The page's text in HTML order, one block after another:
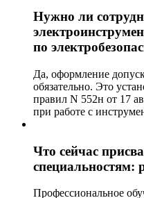
Нужно ли
по
Да, оформление
обязательно. Это
правил N 552н от 17
при работе с
Что сейчас
специальностям:
Профессиональное